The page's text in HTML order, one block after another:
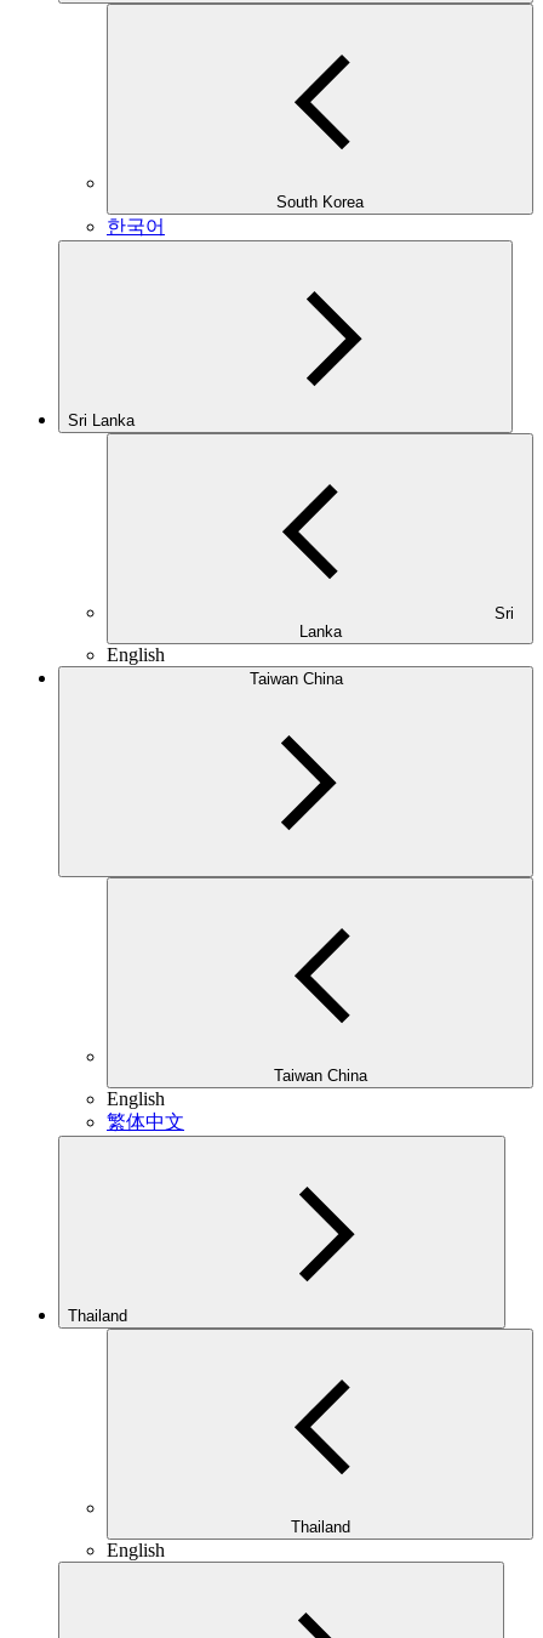
South Korea
한국어
Sri Lanka
Lanka
English
Taiwan China
Taiwan China
English
繁体中文
Thailand
Thailand
English